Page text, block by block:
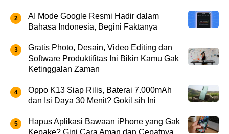
AI Mode Google Resmi Hadir dalam
Bahasa Indonesia, Begini Faktanya
Gratis Photo, Desain, Video Editing dan
Software Produktifitas Ini Bikin Kamu Gak
Ketinggalan Zaman
Oppo K13 Siap Rilis, Baterai 7.000mAh
dan Isi Daya 30 Menit? Gokil sih Ini
Hapus Aplikasi Bawaan iPhone yang Gak
Kepake? Gini Cara Aman dan Cepatnya